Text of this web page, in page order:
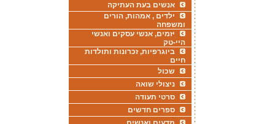
אנשים בעת העתיקה
ילדים , אמהות, הורים
ומשפחה
יזמים, אנשי עסקים ואנשי
היי-טק
ביוגרפיות, זכרונות ותולדות
חיים
שכול
ניצולי שואה
סרטי תעודה
ספרים חדשים